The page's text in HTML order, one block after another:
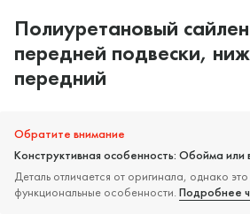
Полиуретановый
передней подвески,
передний
Обратите внимание
Конструктивная особенность: Обойма или
Деталь отличается от оригинала, однако
функциональные особенности. Подробнее